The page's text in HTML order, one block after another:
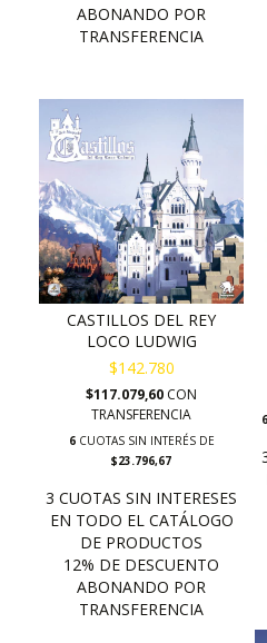
CASTILLOS DEL REY
LOCO LUDWIG
$142.780
$117.079,60 CON
TRANSFERENCIA
6CUOTAS SIN INTERÉS DE
$23.796,67
6